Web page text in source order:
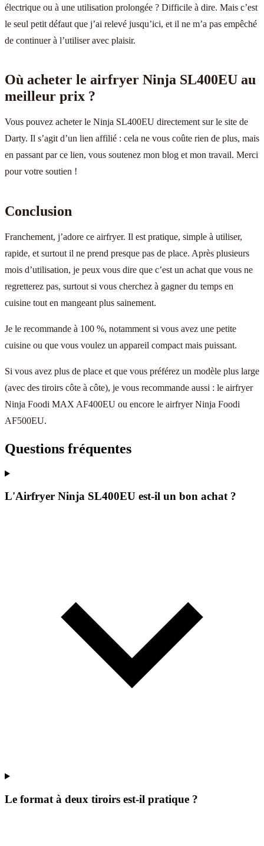
électrique ou à une utilisation prolongée ? Difficile à dire. Mais c’est
le seul petit défaut que j’ai relevé jusqu’ici, et il ne m’a pas empêché
de continuer à l’utiliser avec plaisir.
Où acheter le airfryer Ninja SL400EU au
meilleur prix ?
Vous pouvez acheter le Ninja SL400EU directement sur le site de
Darty. Il s’agit d’un lien affilié : cela ne vous coûte rien de plus, mais
en passant par ce lien, vous soutenez mon blog et mon travail. Merci
pour votre soutien !
Conclusion
Franchement, j’adore ce airfryer. Il est pratique, simple à utiliser,
rapide, et surtout il ne prend presque pas de place. Après plusieurs
mois d’utilisation, je peux vous dire que c’est un achat que vous ne
regretterez pas, surtout si vous cherchez à gagner du temps en
cuisine tout en mangeant plus sainement.
Je le recommande à 100 %, notamment si vous avez une petite
cuisine ou que vous voulez un appareil compact mais puissant.
Si vous avez plus de place et que vous préférez un modèle plus large
(avec des tiroirs côte à côte), je vous recommande aussi : le airfryer
Ninja Foodi MAX AF400EU ou encore le airfryer Ninja Foodi
AF500EU.
Questions fréquentes
L'Airfryer Ninja SL400EU est-il un bon achat ?
Le format à deux tiroirs est-il pratique ?